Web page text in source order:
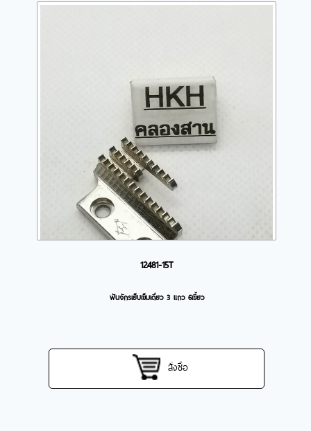
12481-15T
ฟันจักรเย็บเข็มเดี่ยว 3 แถว 6เขี้ยว
สั่งซื้อ